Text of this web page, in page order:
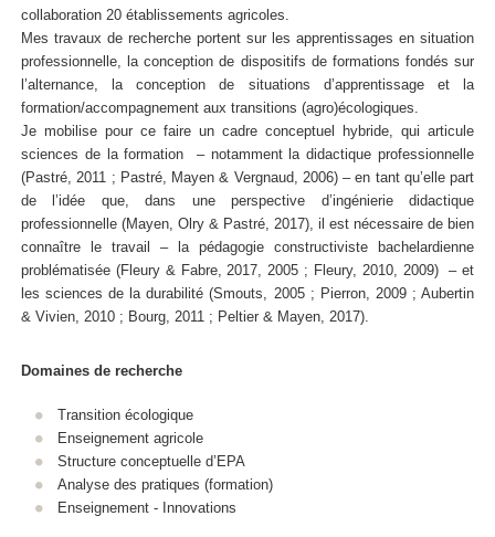
collaboration 20 établissements agricoles.
Mes travaux de recherche portent sur les apprentissages en situation
professionnelle, la conception de dispositifs de formations fondés sur
l’alternance, la conception de situations d’apprentissage et la
formation/accompagnement aux transitions (agro)écologiques.
Je mobilise pour ce faire un cadre conceptuel hybride, qui articule
sciences de la formation – notamment la didactique professionnelle
(Pastré, 2011 ; Pastré, Mayen & Vergnaud, 2006) – en tant qu’elle part
de l’idée que, dans une perspective d’ingénierie didactique
professionnelle (Mayen, Olry & Pastré, 2017), il est nécessaire de bien
connaître le travail – la pédagogie constructiviste bachelardienne
problématisée (Fleury & Fabre, 2017, 2005 ; Fleury, 2010, 2009) – et
les sciences de la durabilité (Smouts, 2005 ; Pierron, 2009 ; Aubertin
& Vivien, 2010 ; Bourg, 2011 ; Peltier & Mayen, 2017).
Domaines de recherche
Transition écologique
Enseignement agricole
Structure conceptuelle d’EPA
Analyse des pratiques (formation)
Enseignement - Innovations